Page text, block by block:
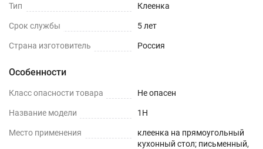
ПОДГОТОВКА К ИСПОЛЬЗОВАНИЮ
на текстурированном столе или скатерти
Шаг 1
Сразу после распаковки пленки может
присутствовать слабый быстро выветриваемый
её поверхность влажной салфеткой с мыльным
Тип Клеенка
Срок службы 5 лет
Страна изготовитель Россия
Особенности
Класс опасности товара Не опасен
Название модели 1H
Место применения
клеенка на прямоугольный
кухонный стол; письменный,